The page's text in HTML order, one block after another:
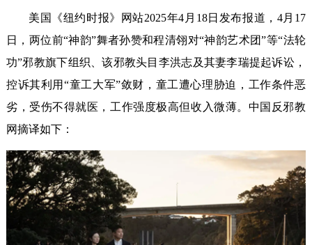
美国《纽约时报》网站2025年4月18日发布报道，4月17
日，两位前“神韵”舞者孙赞和程清翎对“神韵艺术团”等“法轮
功”邪教旗下组织、该邪教头目李洪志及其妻李瑞提起诉讼，
控诉其利用“童工大军”敛财，童工遭心理胁迫，工作条件恶
劣，受伤不得就医，工作强度极高但收入微薄。中国反邪教
网摘译如下：